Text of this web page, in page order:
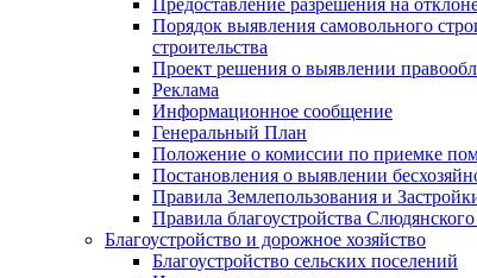
Порядок выявления самовольного
строительства
Проект решения о выявлении
Реклама
Информационное сообщение
Генеральный План
Положение о комиссии по приемке
Постановления о выявлении
Правила Землепользования и
Правила благоустройства
Благоустройство и дорожное хозяйство
Благоустройство сельских поселений